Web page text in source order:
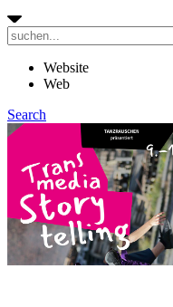
Website
Web
Search